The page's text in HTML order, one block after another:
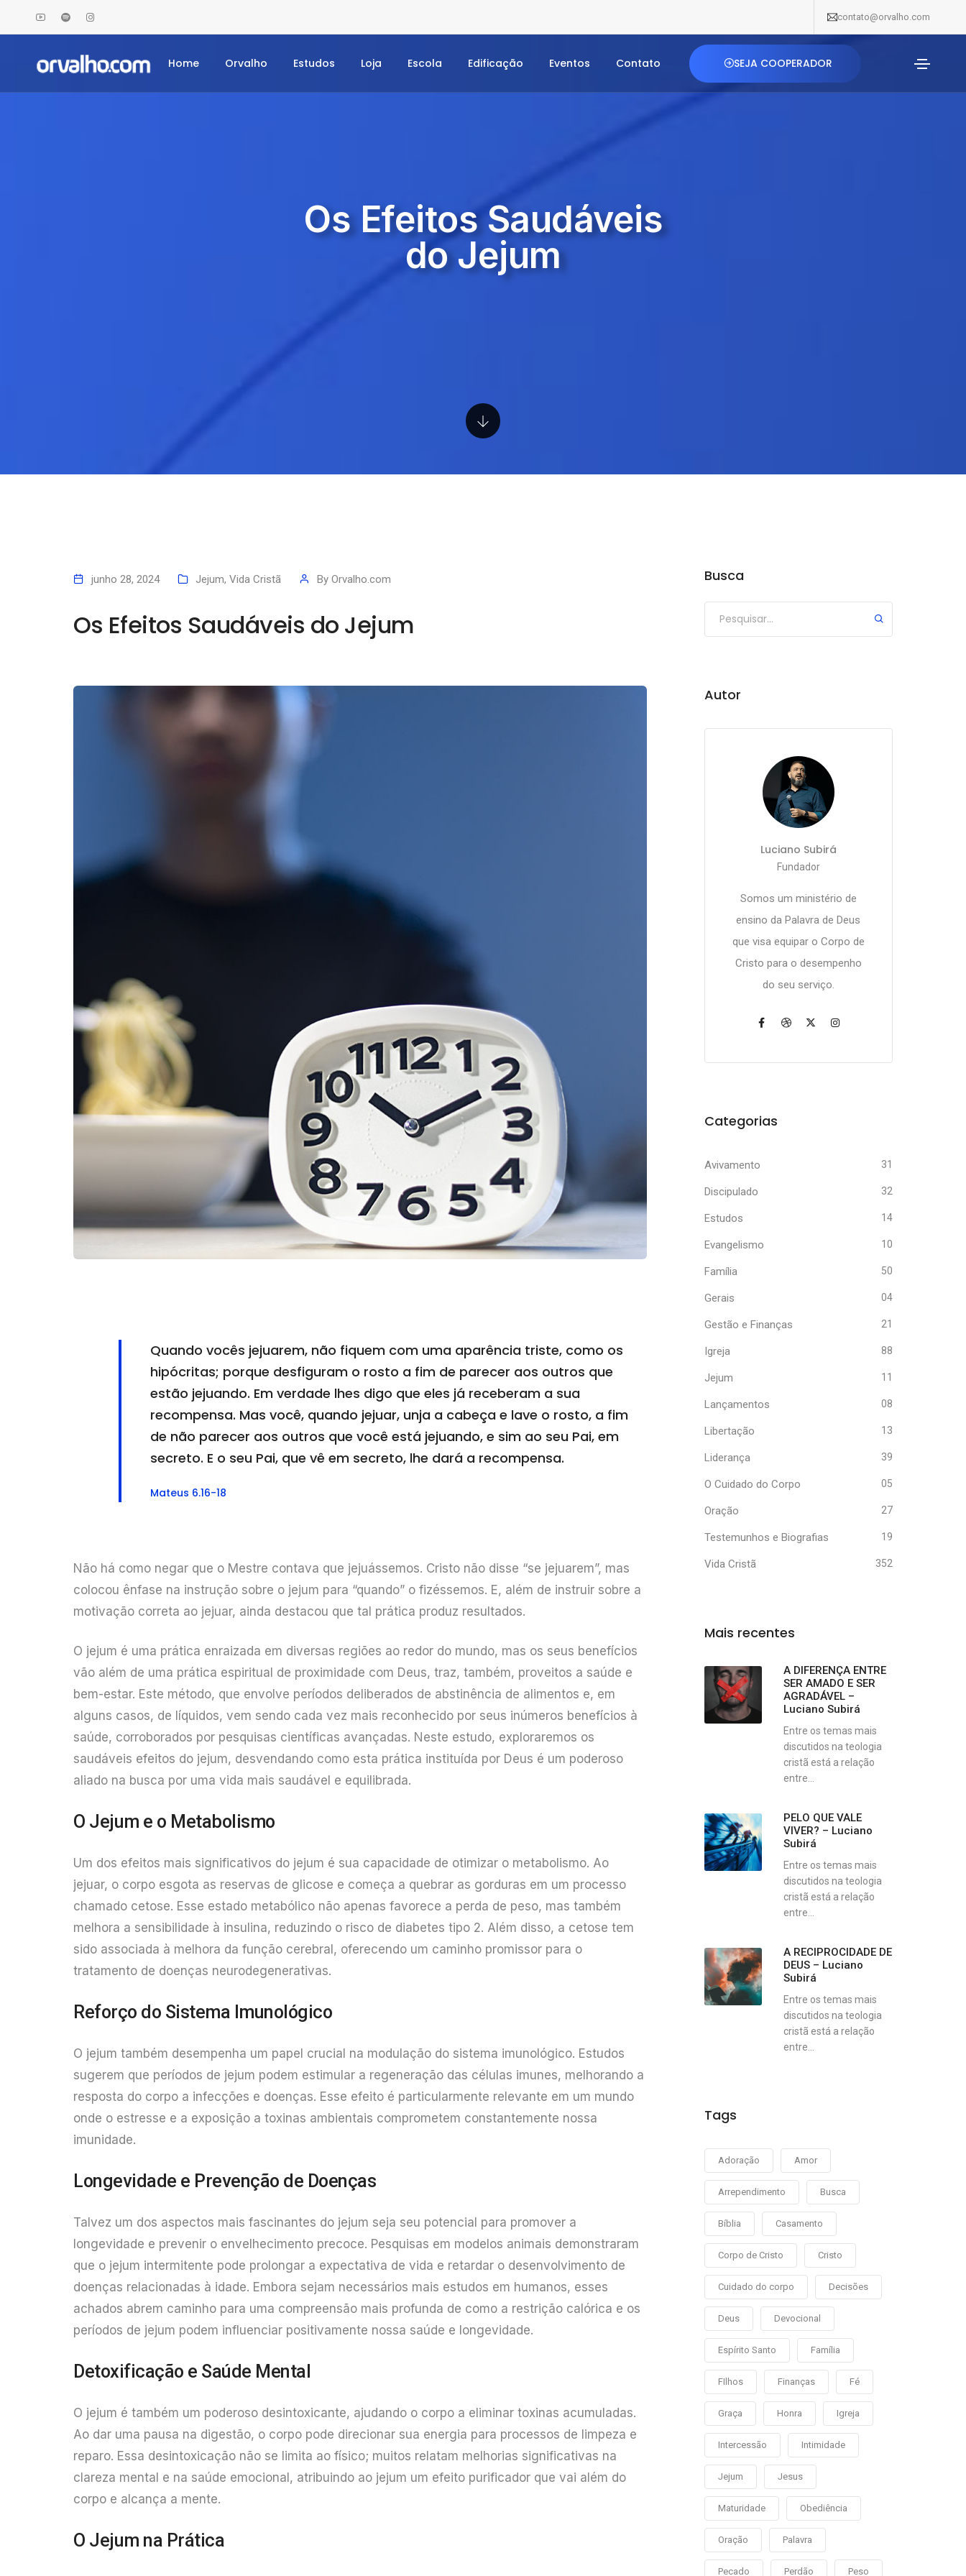
contato@orvalho.com
Home Orvalho Estudos Loja Escola Edificação Eventos Contato SEJA COOPERADOR
Os Efeitos Saudáveis
do Jejum
junho 28, 2024 Jejum, Vida Cristã By Orvalho.com
Os Efeitos Saudáveis do Jejum
Quando vocês jejuarem, não fiquem com uma aparência triste, como os
hipócritas; porque desfiguram o rosto a fim de parecer aos outros que
estão jejuando. Em verdade lhes digo que eles já receberam a sua
recompensa. Mas você, quando jejuar, unja a cabeça e lave o rosto, a fim
de não parecer aos outros que você está jejuando, e sim ao seu Pai, em
secreto. E o seu Pai, que vê em secreto, lhe dará a recompensa.
Mateus 6.16-18
Não há como negar que o Mestre contava que jejuássemos. Cristo não disse “se jejuarem”, mas
colocou ênfase na instrução sobre o jejum para “quando” o fizéssemos. E, além de instruir sobre a
motivação correta ao jejuar, ainda destacou que tal prática produz resultados.
O jejum é uma prática enraizada em diversas regiões ao redor do mundo, mas os seus benefícios
vão além de uma prática espiritual de proximidade com Deus, traz, também, proveitos a saúde e
bem-estar. Este método, que envolve períodos deliberados de abstinência de alimentos e, em
alguns casos, de líquidos, vem sendo cada vez mais reconhecido por seus inúmeros benefícios à
saúde, corroborados por pesquisas científicas avançadas. Neste estudo, exploraremos os
saudáveis efeitos do jejum, desvendando como esta prática instituída por Deus é um poderoso
aliado na busca por uma vida mais saudável e equilibrada.
O Jejum e o Metabolismo
Um dos efeitos mais significativos do jejum é sua capacidade de otimizar o metabolismo. Ao
jejuar, o corpo esgota as reservas de glicose e começa a quebrar as gorduras em um processo
chamado cetose. Esse estado metabólico não apenas favorece a perda de peso, mas também
melhora a sensibilidade à insulina, reduzindo o risco de diabetes tipo 2. Além disso, a cetose tem
sido associada à melhora da função cerebral, oferecendo um caminho promissor para o
tratamento de doenças neurodegenerativas.
Reforço do Sistema Imunológico
O jejum também desempenha um papel crucial na modulação do sistema imunológico. Estudos
sugerem que períodos de jejum podem estimular a regeneração das células imunes, melhorando a
resposta do corpo a infecções e doenças. Esse efeito é particularmente relevante em um mundo
onde o estresse e a exposição a toxinas ambientais comprometem constantemente nossa
imunidade.
Longevidade e Prevenção de Doenças
Talvez um dos aspectos mais fascinantes do jejum seja seu potencial para promover a
longevidade e prevenir o envelhecimento precoce. Pesquisas em modelos animais demonstraram
que o jejum intermitente pode prolongar a expectativa de vida e retardar o desenvolvimento de
doenças relacionadas à idade. Embora sejam necessários mais estudos em humanos, esses
achados abrem caminho para uma compreensão mais profunda de como a restrição calórica e os
períodos de jejum podem influenciar positivamente nossa saúde e longevidade.
Detoxificação e Saúde Mental
O jejum é também um poderoso desintoxicante, ajudando o corpo a eliminar toxinas acumuladas.
Ao dar uma pausa na digestão, o corpo pode direcionar sua energia para processos de limpeza e
reparo. Essa desintoxicação não se limita ao físico; muitos relatam melhorias significativas na
clareza mental e na saúde emocional, atribuindo ao jejum um efeito purificador que vai além do
corpo e alcança a mente.
O Jejum na Prática
Busca
Autor
Luciano Subirá
Fundador
Somos um ministério de
ensino da Palavra de Deus
que visa equipar o Corpo de
Cristo para o desempenho
do seu serviço.
Categorias
Avivamento 31
Discipulado 32
Estudos 14
Evangelismo 10
Família 50
Gerais 04
Gestão e Finanças 21
Igreja 88
Jejum 11
Lançamentos 08
Libertação 13
Liderança 39
O Cuidado do Corpo 05
Oração 27
Testemunhos e Biografias 19
Vida Cristã 352
Mais recentes
A DIFERENÇA ENTRE
SER AMADO E SER
AGRADÁVEL –
Luciano Subirá
Entre os temas mais
discutidos na teologia
cristã está a relação
entre...
PELO QUE VALE
VIVER? – Luciano
Subirá
Entre os temas mais
discutidos na teologia
cristã está a relação
entre...
A RECIPROCIDADE DE
DEUS – Luciano
Subirá
Entre os temas mais
discutidos na teologia
cristã está a relação
entre...
Tags
Adoração Amor
Arrependimento Busca
Bíblia Casamento
Corpo de Cristo Cristo
Cuidado do corpo Decisões
Deus Devocional
Espírito Santo Família
FIlhos Finanças Fé
Graça Honra Igreja
Intercessão Intimidade
Jejum Jesus
Maturidade Obediência
Oração Palavra
Pecado Perdão Peso